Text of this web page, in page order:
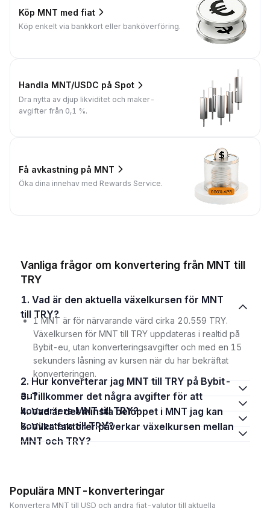
Köp MNT med fiat
Köp enkelt via bankkort eller banköverföring.
Handla MNT/USDC på Spot
Dra nytta av djup likviditet och maker-
avgifter från 0,1 %.
Få avkastning på MNT
Öka dina innehav med Rewards Service.
Vanliga frågor om konvertering från MNT till
TRY
1. Vad är den aktuella växelkursen för MNT
till TRY?
1 MNT är för närvarande värd cirka 20.559 TRY.
Växelkursen för MNT till TRY uppdateras i realtid på
Bybit-eu, utan konverteringsavgifter och med en 15
sekunders låsning av kursen när du har bekräftat
konverteringen.
2. Hur konverterar jag MNT till TRY på Bybit-
eu?
3. Tillkommer det några avgifter för att
konvertera MNT till TRY?
4. Vad är det minsta beloppet i MNT jag kan
konvertera till TRY?
5. Vilka faktorer påverkar växelkursen mellan
MNT och TRY?
Populära MNT-konverteringar
Konvertera MNT till USD och andra fiat-valutor till aktuella